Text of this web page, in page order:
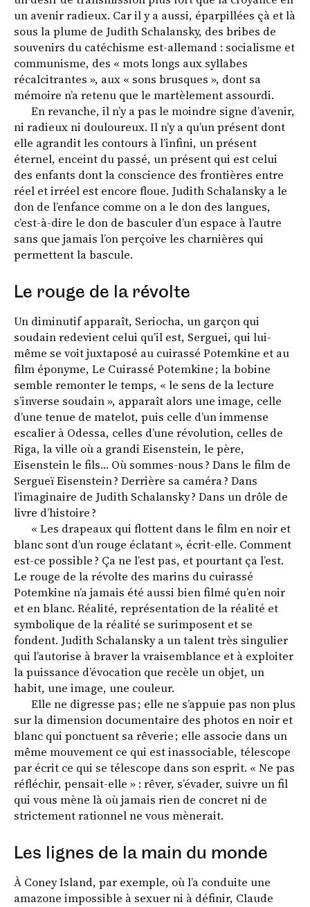
un avenir radieux. Car il y a aussi, éparpillées çà et là
sous la plume de Judith Schalansky, des bribes de
souvenirs du catéchisme est-allemand : socialisme et
communisme, des « mots longs aux syllabes
récalcitrantes », aux « sons brusques », dont sa
mémoire n’a retenu que le martèlement assourdi.
En revanche, il n’y a pas le moindre signe d’avenir,
ni radieux ni douloureux. Il n’y a qu’un présent dont
elle agrandit les contours à l’infini, un présent
éternel, enceint du passé, un présent qui est celui
des enfants dont la conscience des frontières entre
réel et irréel est encore floue. Judith Schalansky a le
don de l’enfance comme on a le don des langues,
c’est-à-dire le don de basculer d’un espace à l’autre
sans que jamais l’on perçoive les charnières qui
permettent la bascule.
Le rouge de la révolte
Un diminutif apparaît, Seriocha, un garçon qui
soudain redevient celui qu’il est, Serguei, qui lui-
même se voit juxtaposé au cuirassé Potemkine et au
film éponyme, Le Cuirassé Potemkine ; la bobine
semble remonter le temps, « le sens de la lecture
s’inverse soudain », apparaît alors une image, celle
d’une tenue de matelot, puis celle d’un immense
escalier à Odessa, celles d’une révolution, celles de
Riga, la ville où a grandi Eisenstein, le père,
Eisenstein le fils… Où sommes-nous ? Dans le film de
Sergueï Eisenstein ? Derrière sa caméra ? Dans
l’imaginaire de Judith Schalansky ? Dans un drôle de
livre d’histoire ?
« Les drapeaux qui flottent dans le film en noir et
blanc sont d’un rouge éclatant », écrit-elle. Comment
est-ce possible ? Ça ne l’est pas, et pourtant ça l’est.
Le rouge de la révolte des marins du cuirassé
Potemkine n’a jamais été aussi bien filmé qu’en noir
et en blanc. Réalité, représentation de la réalité et
symbolique de la réalité se surimposent et se
fondent. Judith Schalansky a un talent très singulier
qui l’autorise à braver la vraisemblance et à exploiter
la puissance d’évocation que recèle un objet, un
habit, une image, une couleur.
Elle ne digresse pas ; elle ne s’appuie pas non plus
sur la dimension documentaire des photos en noir et
blanc qui ponctuent sa rêverie ; elle associe dans un
même mouvement ce qui est inassociable, télescope
par écrit ce qui se télescope dans son esprit. « Ne pas
réfléchir, pensait-elle » : rêver, s’évader, suivre un fil
qui vous mène là où jamais rien de concret ni de
strictement rationnel ne vous mènerait.
Les lignes de la main du monde
À Coney Island, par exemple, où l’a conduite une
amazone impossible à sexuer ni à définir, Claude